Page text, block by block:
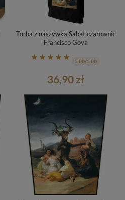
Torba z naszywką Sabat czarownic
Francisco Goya
5.00/5.00
36,90 zł